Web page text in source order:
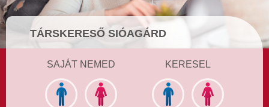
TÁRSKERESŐ SIÓAGÁRD
SAJÁT NEMED KERESEL